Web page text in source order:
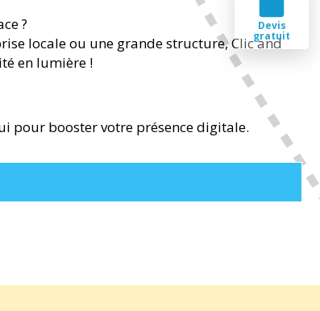
?
locale ou une grande structure, Clic and
en lumière !
pour booster votre présence digitale.
Devis
gratuit